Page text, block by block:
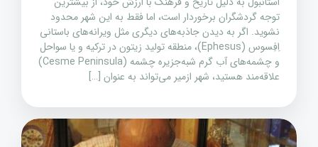
توجه گردشگران برخوردار است، اما فقط به این شهر محدود
نشوید. اگر به دیدن جاذبه‌های دیگری مثل ویرانه‌های باستانی
اِفِسوس (Ephesus)، منطقه تولید زیتون در ترکیه و یا سواحل
و چشمه‌های آب گرم شبه‌جزیره چشمه (Cesme Peninsula)
علاقه‌مند هستید، شهر ازمیر می‌تواند به عنوان […]